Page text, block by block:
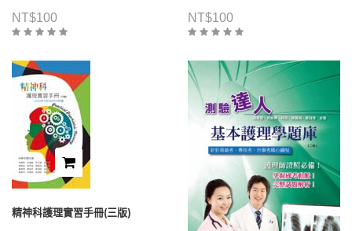
NT$100 NT$100
精神科護理實習手冊(三版)